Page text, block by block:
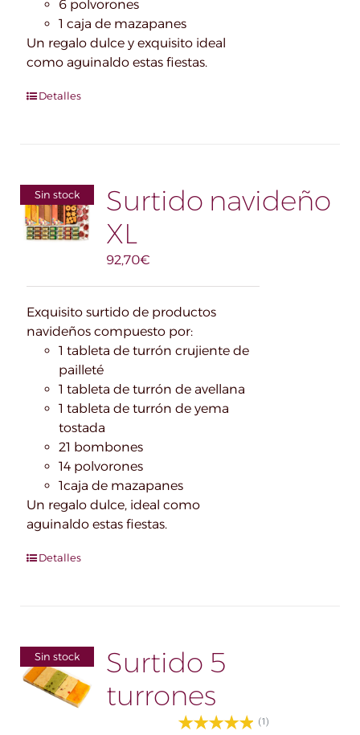
6 polvorones
1 caja de mazapanes
Un regalo dulce y exquisito ideal
como aguinaldo estas fiestas.
Detalles
Sin stock
Surtido navideño
XL
92,70€
Exquisito surtido de productos
navideños compuesto por:
1 tableta de turrón crujiente de
pailleté
1 tableta de turrón de avellana
1 tableta de turrón de yema
tostada
21 bombones
14 polvorones
1caja de mazapanes
Un regalo dulce, ideal como
aguinaldo estas fiestas.
Detalles
Sin stock
Surtido 5
turrones
(1)